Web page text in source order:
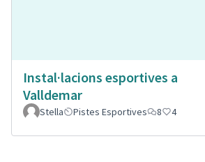
Instal·lacions esportives a
Valldemar
Stella Pistes Esportives 8 4